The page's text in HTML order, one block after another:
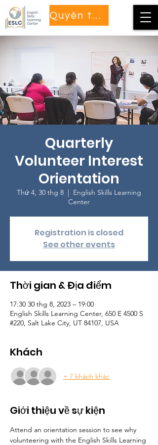
Quyên tặng
Quarterly
Volunteer Interest
Orientation
Thứ 4, 30 thg 8
  |
English Skills Learning
Center
Registration is closed
See other events
Thời gian & Địa điểm
17:30 30 thg 8, 2023 – 19:00
English Skills Learning Center, 650 E 4500 S
#220, Salt Lake City, UT 84107, USA
Khách
+ 7 khách khác
Giới thiệu về sự kiện
Attend an orientation session to see why
volunteering with the English Skills Learning